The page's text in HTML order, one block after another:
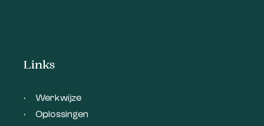
Links
Werkwijze
Oplossingen